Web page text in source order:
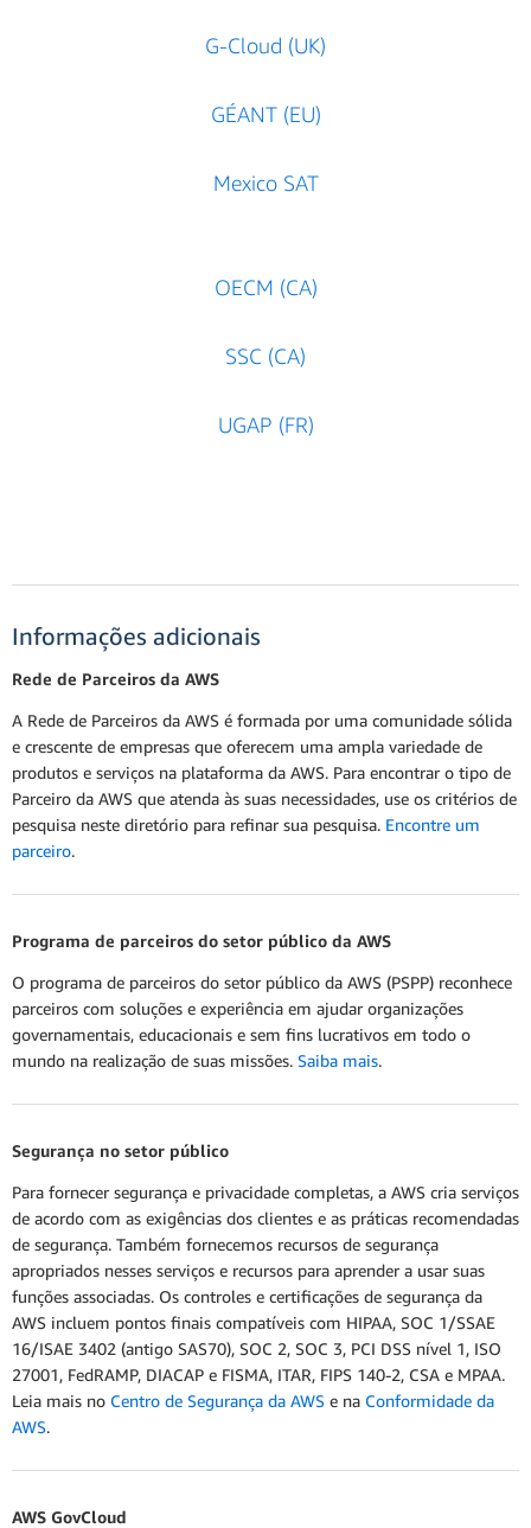
G-Cloud (UK)
GÉANT (EU)
Mexico SAT
OECM (CA)
SSC (CA)
UGAP (FR)
Informações adicionais
Rede de Parceiros da AWS
A Rede de Parceiros da AWS é formada por uma comunidade sólida
e crescente de empresas que oferecem uma ampla variedade de
produtos e serviços na plataforma da AWS. Para encontrar o tipo de
Parceiro da AWS que atenda às suas necessidades, use os critérios de
pesquisa neste diretório para refinar sua pesquisa. Encontre um
parceiro.
Programa de parceiros do setor público da AWS
O programa de parceiros do setor público da AWS (PSPP) reconhece
parceiros com soluções e experiência em ajudar organizações
governamentais, educacionais e sem fins lucrativos em todo o
mundo na realização de suas missões. Saiba mais.
Segurança no setor público
Para fornecer segurança e privacidade completas, a AWS cria serviços
de acordo com as exigências dos clientes e as práticas recomendadas
de segurança. Também fornecemos recursos de segurança
apropriados nesses serviços e recursos para aprender a usar suas
funções associadas. Os controles e certificações de segurança da
AWS incluem pontos finais compatíveis com HIPAA, SOC 1/SSAE
16/ISAE 3402 (antigo SAS70), SOC 2, SOC 3, PCI DSS nível 1, ISO
27001, FedRAMP, DIACAP e FISMA, ITAR, FIPS 140-2, CSA e MPAA.
Leia mais no Centro de Segurança da AWS e na Conformidade da
AWS.
AWS GovCloud